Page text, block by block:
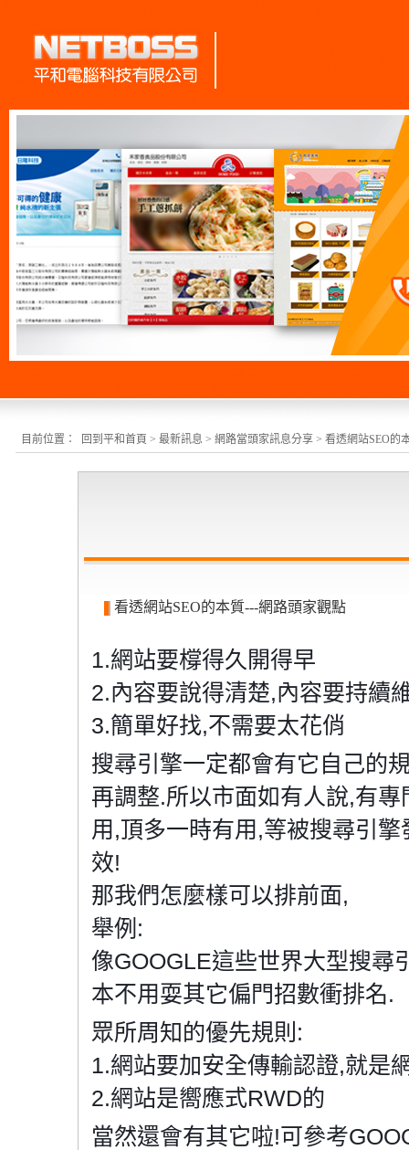
目前位置： 回到平和首頁 > 最新訊息 > 網路當頭家訊息分享 > 看透網站SEO的
看透網站SEO的本質---網路頭家觀點
1.網站要橕得久開得早
2.內容要說得清楚,內容要持續
3.簡單好找,不需要太花俏
搜尋引擎一定都會有它自己的
再調整.所以市面如有人說,有
用,頂多一時有用,等被搜尋引
效!
那我們怎麼樣可以排前面,
舉例:
像GOOGLE這些世界大型搜尋
本不用耍其它偏門招數衝排名.
眾所周知的優先規則:
1.網站要加安全傳輸認證,就是
2.網站是嚮應式RWD的
當然還會有其它啦!可參考